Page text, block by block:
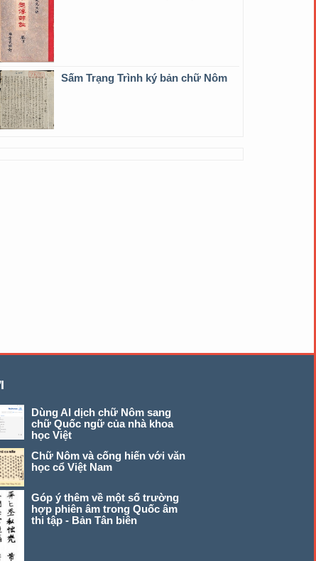
Sấm Trạng Trình ký bản chữ Nôm
Dùng AI dịch chữ Nôm sang
chữ Quốc ngữ của nhà khoa
học Việt
Chữ Nôm và cống hiến với văn
học cổ Việt Nam
Góp ý thêm về một số trường
hợp phiên âm trong Quốc âm
thi tập - Bản Tân biên